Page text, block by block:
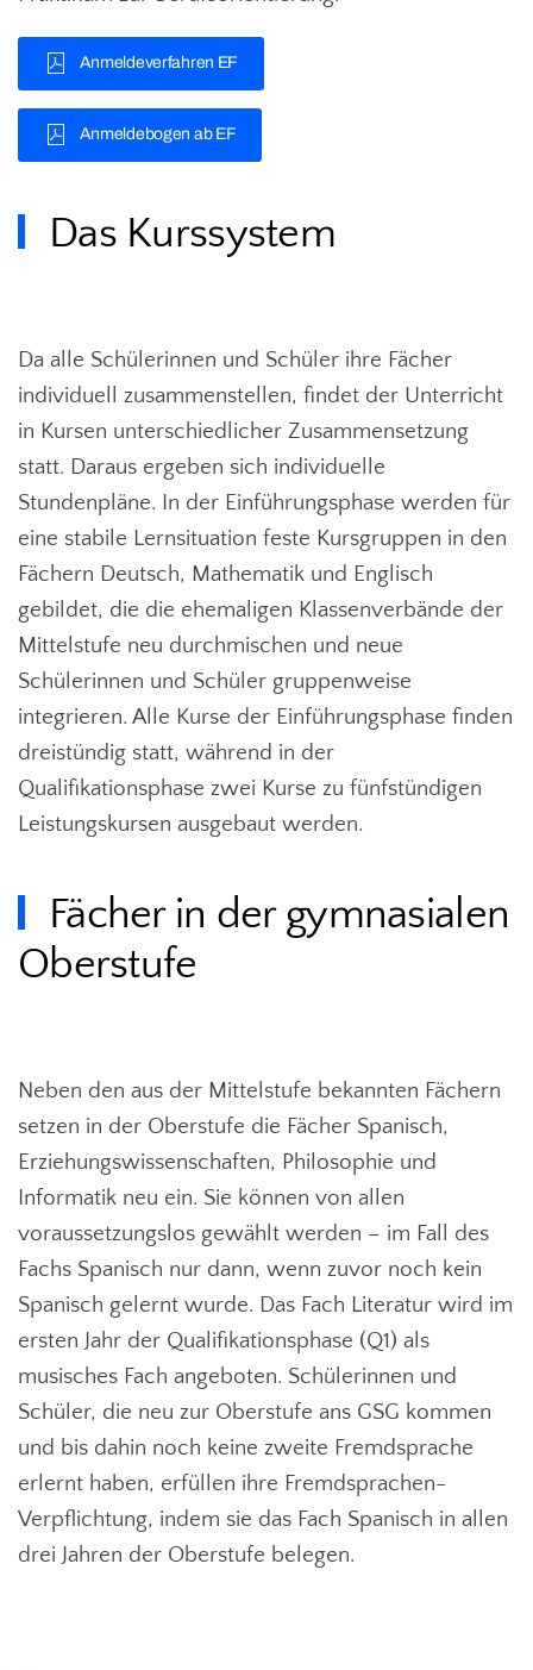
Anmeldeverfahren EF
Anmeldebogen ab EF
Das Kurssystem
Da alle Schülerinnen und Schüler ihre Fächer
individuell zusammenstellen, findet der Unterricht
in Kursen unterschiedlicher Zusammensetzung
statt. Daraus ergeben sich individuelle
Stundenpläne. In der Einführungsphase werden für
eine stabile Lernsituation feste Kursgruppen in den
Fächern Deutsch, Mathematik und Englisch
gebildet, die die ehemaligen Klassenverbände der
Mittelstufe neu durchmischen und neue
Schülerinnen und Schüler gruppenweise
integrieren. Alle Kurse der Einführungsphase finden
dreistündig statt, während in der
Qualifikationsphase zwei Kurse zu fünfstündigen
Leistungskursen ausgebaut werden.
Fächer in der gymnasialen
Oberstufe
Neben den aus der Mittelstufe bekannten Fächern
setzen in der Oberstufe die Fächer Spanisch,
Erziehungswissenschaften, Philosophie und
Informatik neu ein. Sie können von allen
voraussetzungslos gewählt werden – im Fall des
Fachs Spanisch nur dann, wenn zuvor noch kein
Spanisch gelernt wurde. Das Fach Literatur wird im
ersten Jahr der Qualifikationsphase (Q1) als
musisches Fach angeboten. Schülerinnen und
Schüler, die neu zur Oberstufe ans GSG kommen
und bis dahin noch keine zweite Fremdsprache
erlernt haben, erfüllen ihre Fremdsprachen-
Verpflichtung, indem sie das Fach Spanisch in allen
drei Jahren der Oberstufe belegen.